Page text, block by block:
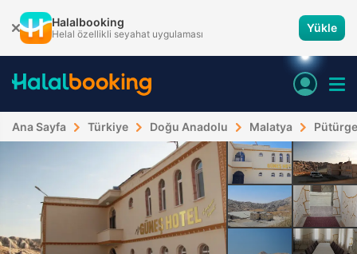
Halalbooking
Helal özellikli seyahat uygulaması Yükle
Ana Sayfa Türkiye Doğu Anadolu Malatya Pütürge